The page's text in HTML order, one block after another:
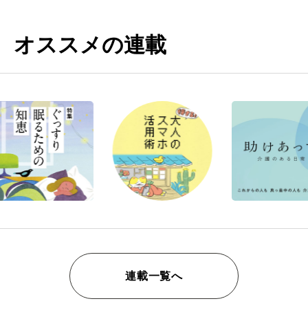
オススメの連載
連載一覧へ